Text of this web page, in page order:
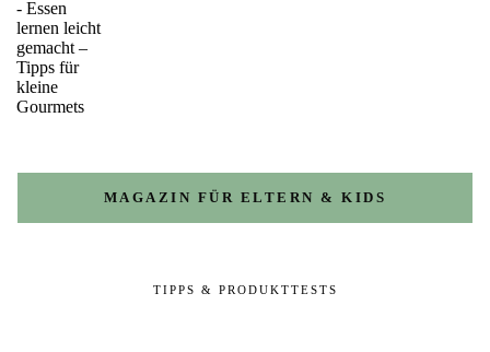
MAGAZIN FÜR ELTERN & KIDS
TIPPS & PRODUKTTESTS